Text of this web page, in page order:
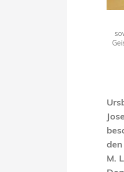
M.